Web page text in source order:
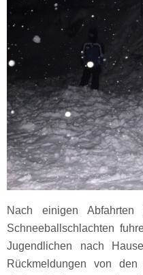
Nach einigen
Schneeballschlachten
Jugendlichen nach
Rückmeldungen von